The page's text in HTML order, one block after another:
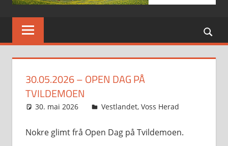
30.05.2026 – OPEN DAG PÅ
TVILDEMOEN
30. mai 2026 Svein
Vestlandet, Voss Herad
Nokre glimt frå Open Dag på Tvildemoen.